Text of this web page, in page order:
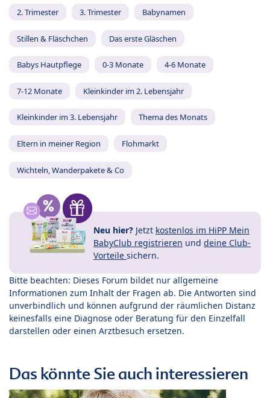
2. Trimester 3. Trimester Babynamen
Stillen & Fläschchen Das erste Gläschen
Babys Hautpflege 0-3 Monate 4-6 Monate
7-12 Monate Kleinkinder im 2. Lebensjahr
Kleinkinder im 3. Lebensjahr Thema des Monats
Eltern in meiner Region Flohmarkt
Wichteln, Wanderpakete & Co
Neu hier? Jetzt kostenlos im HiPP Mein
BabyClub registrieren und deine Club-
Vorteile sichern.
Bitte beachten: Dieses Forum bildet nur allgemeine
Informationen zum Inhalt der Fragen ab. Die Antworten sind
unverbindlich und können aufgrund der räumlichen Distanz
keinesfalls eine Diagnose oder Beratung für den Einzelfall
darstellen oder einen Arztbesuch ersetzen.
Das könnte Sie auch interessieren